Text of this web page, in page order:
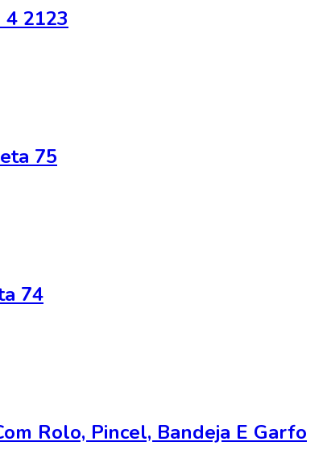
4 2123
75
74
Rolo, Pincel, Bandeja E Garfo